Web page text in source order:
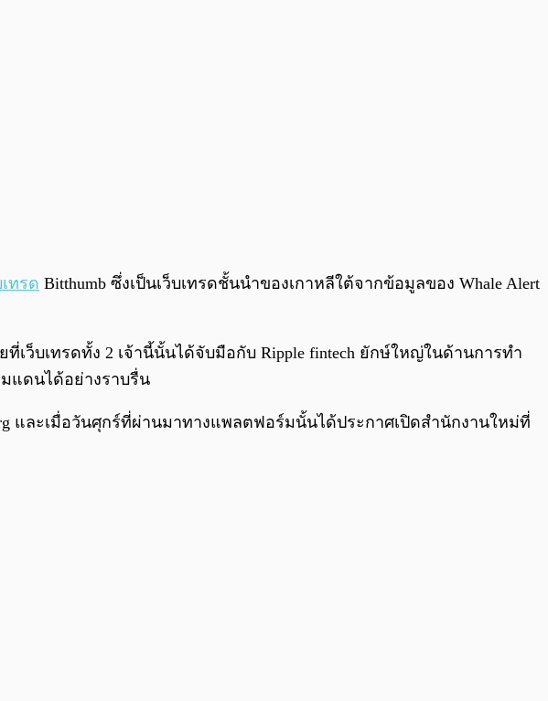
เทรด Bitthumb ซึ่งเป็นเว็บเทรดชั้นนำของเกาหลีใต้จากข้อมูลของ Whale Alert
เว็บเทรดทั้ง 2 เจ้านี้นั้นได้จับมือกับ Ripple fintech ยักษ์ใหญ่ในด้านการทำ
มแดนได้อย่างราบรื่น
และเมื่อวันศุกร์ที่ผ่านมาทางแพลตฟอร์มนั้นได้ประกาศเปิดสำนักงานใหม่ที่